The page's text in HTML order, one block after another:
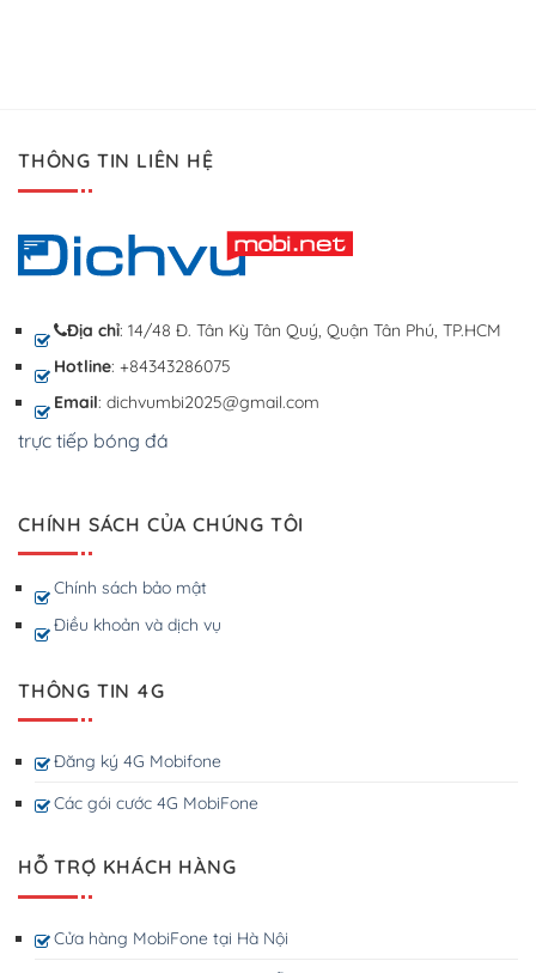
THÔNG TIN LIÊN HỆ
Địa chỉ: 14/48 Đ. Tân Kỳ Tân Quý, Quận Tân Phú, TP.HCM
Hotline: +84343286075
Email: dichvumbi2025@gmail.com
trực tiếp bóng đá
CHÍNH SÁCH CỦA CHÚNG TÔI
Chính sách bảo mật
Điều khoản và dịch vụ
THÔNG TIN 4G
Đăng ký 4G Mobifone
Các gói cước 4G MobiFone
HỖ TRỢ KHÁCH HÀNG
Cửa hàng MobiFone tại Hà Nội